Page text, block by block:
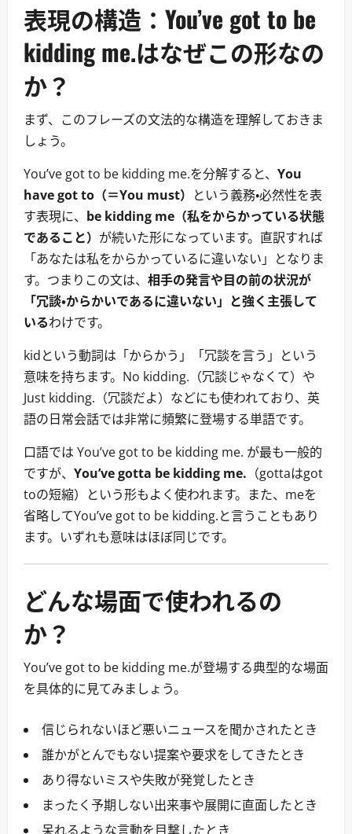
表現の構造：You’ve got to be
kidding me.はなぜこの形なの
か？
まず、このフレーズの文法的な構造を理解しておきま
しょう。
You’ve got to be kidding me.を分解すると、 You
have got to（＝You must） という義務・必然性を表
す表現に、 be kidding me（私をからかっている状態
であること） が続いた形になっています。直訳すれば
「あなたは私をからかっているに違いない」となりま
す。つまりこの文は、 相手の発言や目の前の状況が
「冗談・からかいであるに違いない」と強く主張して
いるわけです。
kidという動詞は「からかう」「冗談を言う」という
意味を持ちます。No kidding.（冗談じゃなくて）や
Just kidding.（冗談だよ）などにも使われており、英
語の日常会話では非常に頻繁に登場する単語です。
口語では You’ve got to be kidding me. が最も一般的
ですが、 You’ve gotta be kidding me. （gottaはgot
toの短縮）という形もよく使われます。また、meを
省略してYou’ve got to be kidding.と言うこともあり
ます。いずれも意味はほぼ同じです。
どんな場面で使われるの
か？
You’ve got to be kidding me.が登場する典型的な場面
を具体的に見てみましょう。
信じられないほど悪いニュースを聞かされたとき
誰かがとんでもない提案や要求をしてきたとき
あり得ないミスや失敗が発覚したとき
まったく予期しない出来事や展開に直面したとき
呆れるような言動を目撃したとき